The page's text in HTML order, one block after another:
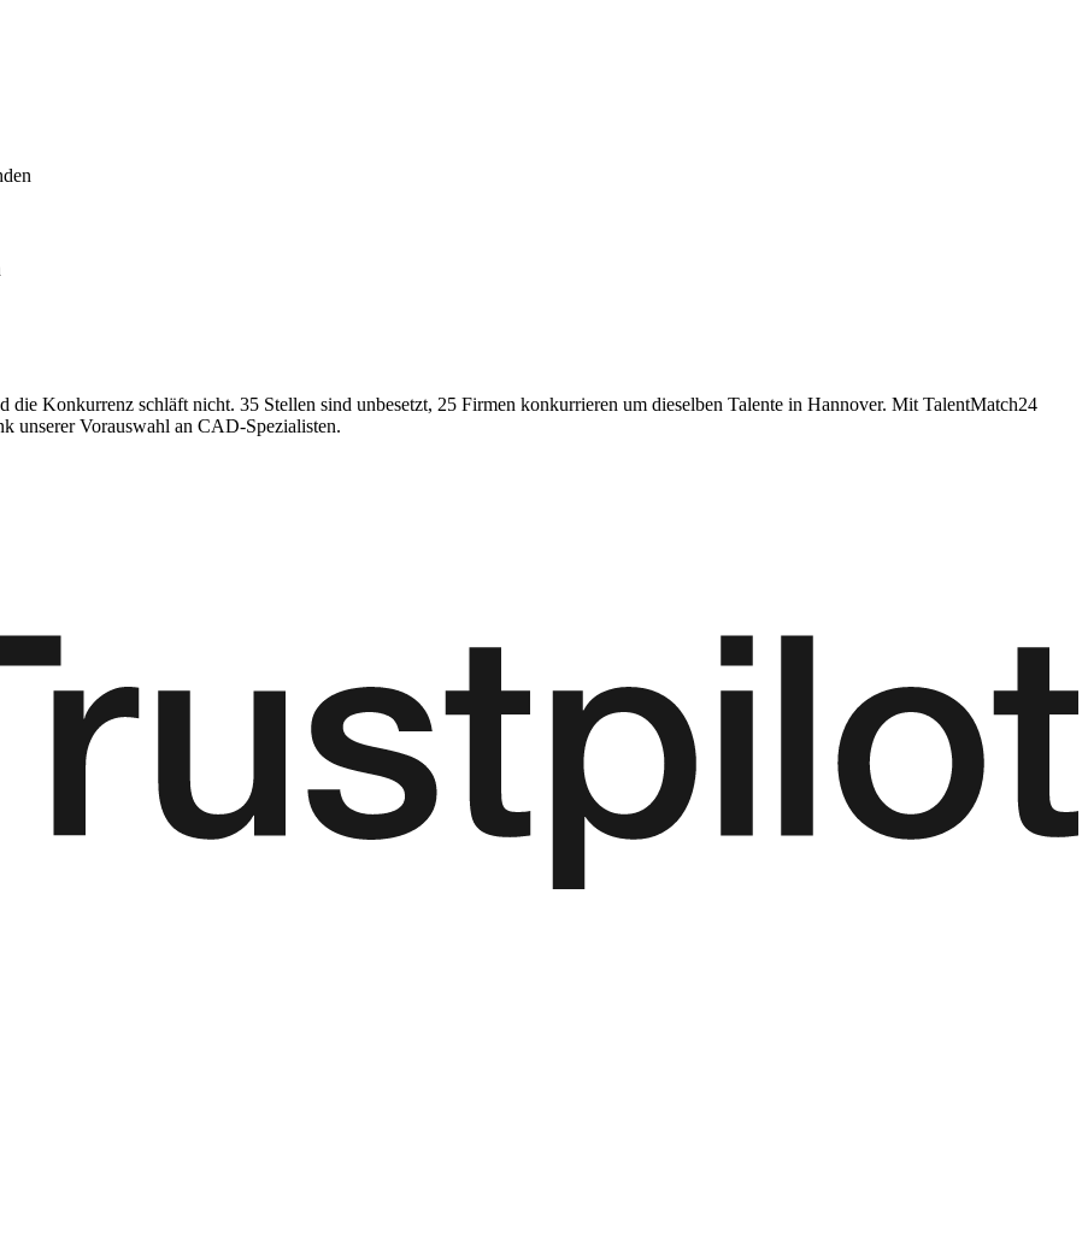
Konkurrenz schläft nicht. 35 Stellen sind unbesetzt, 25 Firmen konkurrieren um dieselben Talente in Hannover. Mit TalentMatch24
unserer Vorauswahl an CAD-Spezialisten.